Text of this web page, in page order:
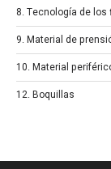
8. Tecnología de los
9. Material de
10. Material
12. Boquillas